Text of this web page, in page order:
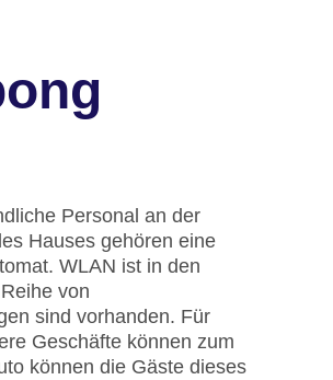
Personal an der
Hauses gehören eine
WLAN ist in den
von
sind vorhanden. Für
Geschäfte können zum
können die Gäste dieses